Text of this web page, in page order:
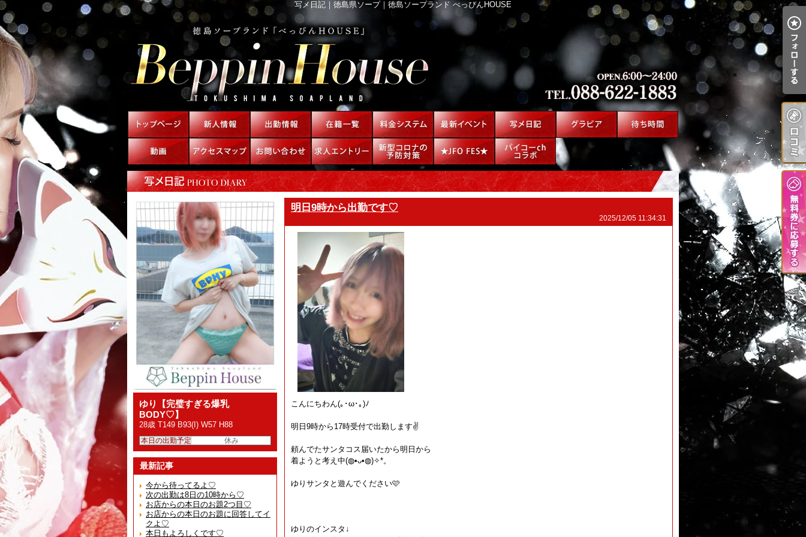
写メ日記｜徳島県ソープ｜徳島ソープランド べっぴんHOUSE
ゆり【完璧すぎる爆乳
BODY♡】
28歳 T149 B93(I) W57 H88
本日の出勤予定 休み
最新記事
今から待ってるよ♡
次の出勤は8日の10時から♡
お店からの本日のお題2つ目♡
お店からの本日のお題に回答してイ
クよ♡
本日もよろしくです♡
明日9時から出勤です♡
2025/12/05 11:34:31
こんにちわん(⁠｡⁠･⁠ω⁠･⁠｡⁠)⁠ﾉ⁠
明日9時から17時受付で出勤します✌️
頼んでたサンタコス届いたから明日から
着ようと考え中(⁠◍⁠•⁠ᴗ⁠•⁠◍⁠)⁠✧⁠*⁠。
ゆりサンタと遊んでください🩷
ゆりのインスタ↓